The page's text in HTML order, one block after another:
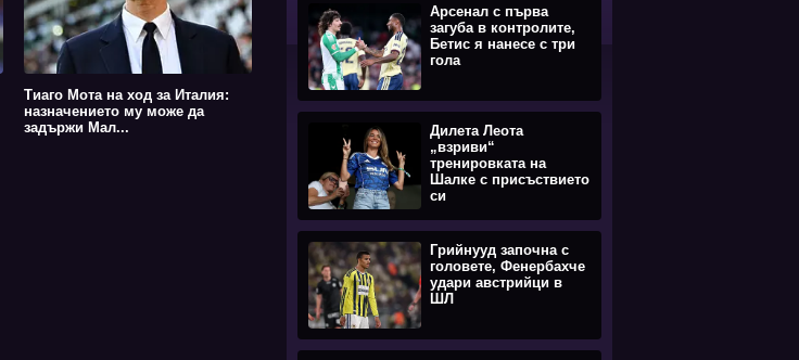
Тиаго Мота на ход за Италия:
назначението му може да
задържи Мал...
Арсенал с първа
загуба в контролите,
Бетис я нанесе с три
гола
Дилета Леота
„взриви“
тренировката на
Шалке с присъствието
си
Грийнууд започна с
головете, Фенербахче
удари австрийци в
ШЛ